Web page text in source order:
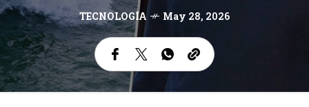
TECNOLOGÍA May 28, 2026